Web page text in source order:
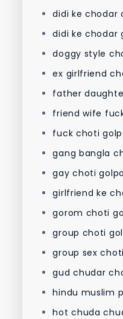
didi ke chodar
didi ke chodar
doggy style
ex girlfriend
father
friend wife
fuck choti
gang bangla
gay choti golpo
girlfriend ke
gorom choti
group choti
group sex
gud chudar
hindu muslim
hot chuda